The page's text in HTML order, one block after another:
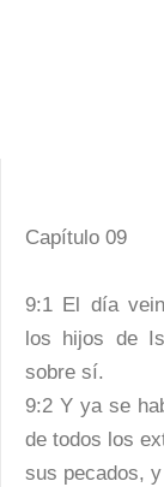
Capítulo 09
9:1 El día
los hijos de
sobre sí.
9:2 Y ya se
de todos los
sus pecados,